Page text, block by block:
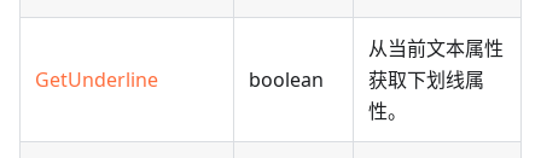
GetUnderline boolean
从当前文本属性
获取下划线属
性。